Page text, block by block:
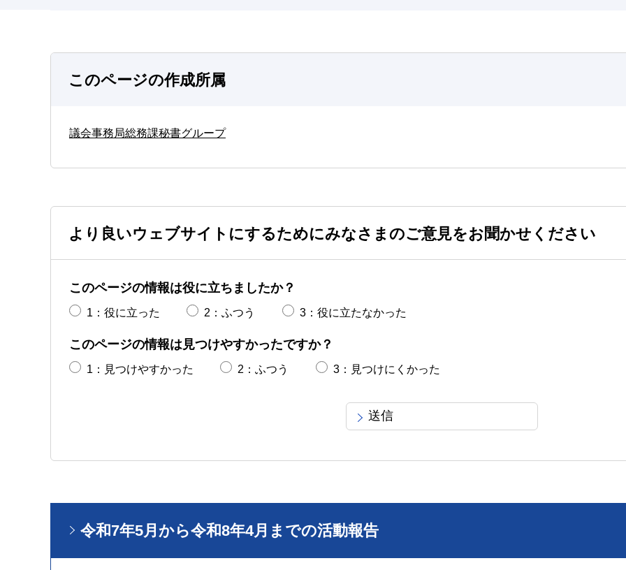
このページの作成所属
議会事務局総務課秘書グループ
より良いウェブサイトにするためにみなさまのご意見をお聞かせください
このページの情報は役に立ちましたか？
1：役に立った 2：ふつう 3：役に立たなかった
このページの情報は見つけやすかったですか？
1：見つけやすかった 2：ふつう 3：見つけにくかった
令和7年5月から令和8年4月までの活動報告